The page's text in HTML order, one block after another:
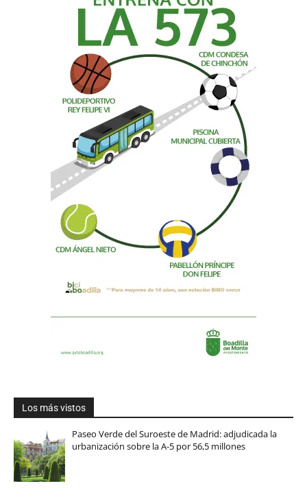
Los más vistos
Paseo Verde del Suroeste de Madrid: adjudicada la
urbanización sobre la A-5 por 56,5 millones